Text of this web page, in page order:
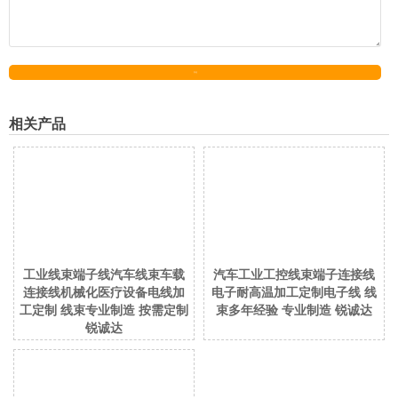
相关产品
工业线束端子线汽车线束车载
连接线机械化医疗设备电线加
工定制 线束专业制造 按需定制
锐诚达
汽车工业工控线束端子连接线
电子耐高温加工定制电子线 线
束多年经验 专业制造 锐诚达